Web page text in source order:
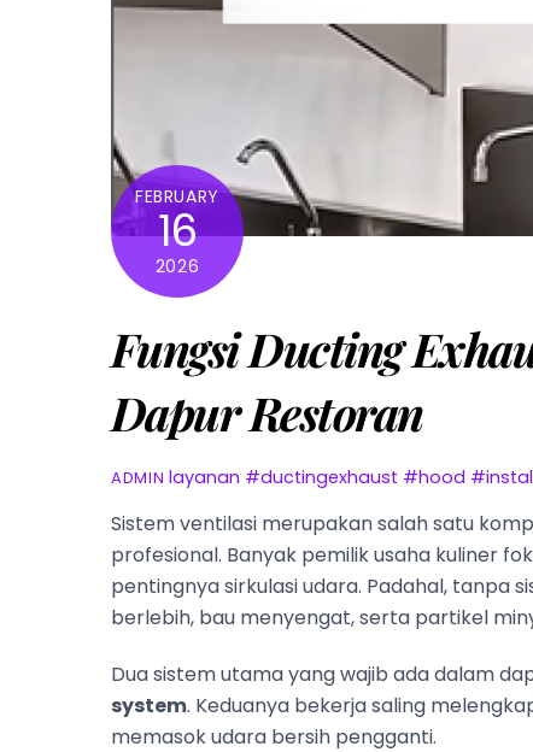
FEBRUARY
16
2026
Fungsi Ducting
Dapur Restoran
ADMIN layanan #ductingexhaust #hood
Sistem ventilasi merupakan salah satu
profesional. Banyak pemilik usaha kuliner
pentingnya sirkulasi udara. Padahal, tanpa
berlebih, bau menyengat, serta partikel
Dua sistem utama yang wajib ada dalam
system. Keduanya bekerja saling
memasok udara bersih pengganti.